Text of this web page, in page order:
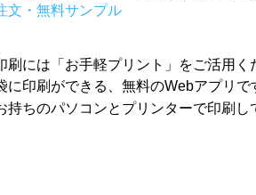
文・無料サンプル
刷には「お手軽プリント」をご活用く
に印刷ができる、無料のWebアプリで
持ちのパソコンとプリンターで印刷し